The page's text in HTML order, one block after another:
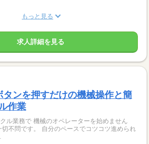
もっと見る
求人詳細を見る
タンを押すだけの機械操作と簡
作業
ル業務で 機械のオペレーターを始めません